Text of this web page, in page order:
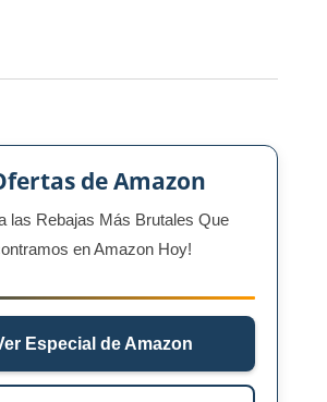
de Amazon
las Rebajas Más Brutales Que
en Amazon Hoy!
Especial de Amazon